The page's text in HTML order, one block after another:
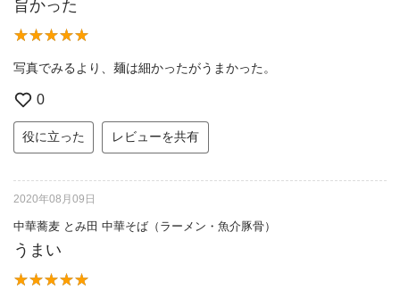
旨かった
写真でみるより、麺は細かったがうまかった。
0
役に立った レビューを共有
2020年08月09日
中華蕎麦 とみ田 中華そば（ラーメン・魚介豚骨）
うまい